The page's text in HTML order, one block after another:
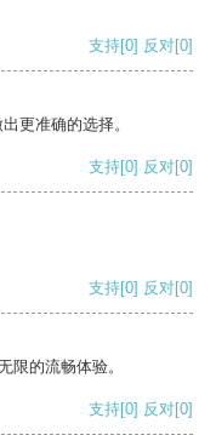
支持[0] 反对[0]
更准确的选择。
支持[0] 反对[0]
支持[0] 反对[0]
限的流畅体验。
支持[0] 反对[0]